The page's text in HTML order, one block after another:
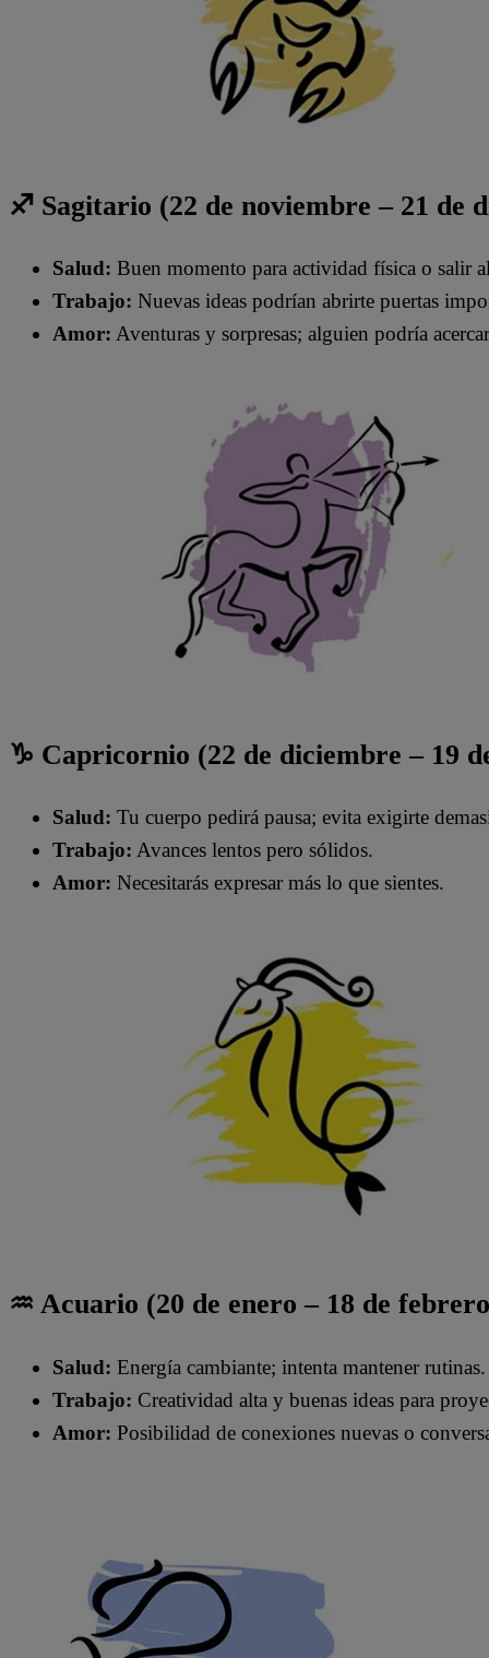
♐ Sagitario (22 de noviembre – 21 de
Salud: Buen momento para actividad física o salir
Trabajo: Nuevas ideas podrían abrirte puertas
Amor: Aventuras y sorpresas; alguien podría
♑ Capricornio (22 de diciembre – 19
Salud: Tu cuerpo pedirá pausa; evita exigirte
Trabajo: Avances lentos pero sólidos.
Amor: Necesitarás expresar más lo que sientes.
♒ Acuario (20 de enero – 18 de
Salud: Energía cambiante; intenta mantener rutinas.
Trabajo: Creatividad alta y buenas ideas para
Amor: Posibilidad de conexiones nuevas o